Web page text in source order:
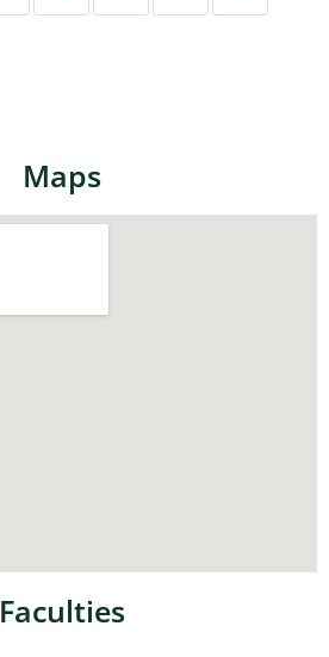
Maps
Faculties